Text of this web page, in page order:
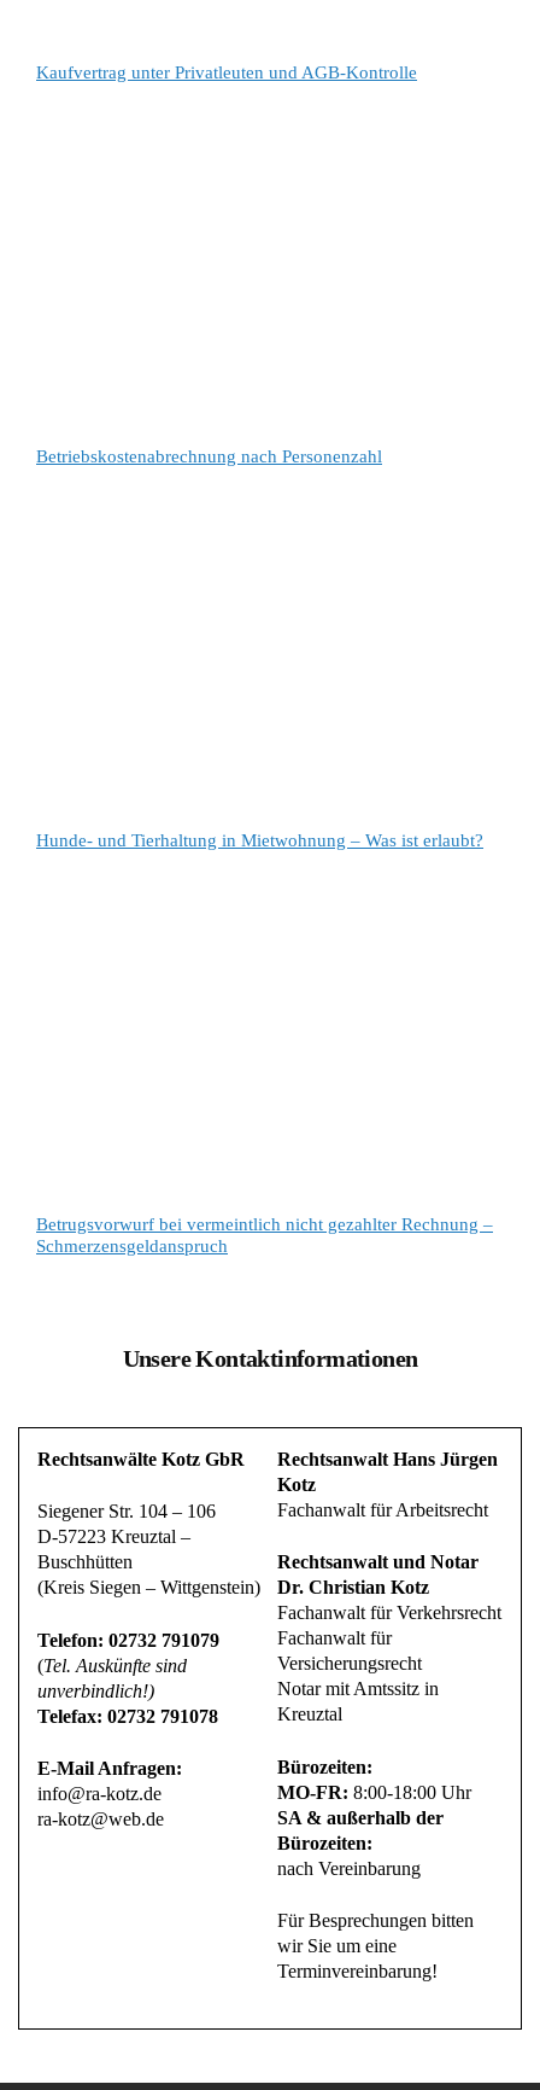
Kaufvertrag unter Privatleuten und AGB-Kontrolle
Betriebskostenabrechnung nach Personenzahl
Hunde- und Tierhaltung in Mietwohnung – Was ist erlaubt?
Betrugsvorwurf bei vermeintlich nicht gezahlter Rechnung –
Schmerzensgeldanspruch
Unsere Kontaktinformationen
Rechtsanwälte Kotz GbR
Siegener Str. 104 – 106
D-57223 Kreuztal –
Buschhütten
(Kreis Siegen – Wittgenstein)
Telefon: 02732 791079
(Tel. Auskünfte sind
unverbindlich!)
Telefax: 02732 791078
E-Mail Anfragen:
info@ra-kotz.de
ra-kotz@web.de
Rechtsanwalt Hans Jürgen
Kotz
Fachanwalt für Arbeitsrecht
Rechtsanwalt und Notar
Dr. Christian Kotz
Fachanwalt für Verkehrsrecht
Fachanwalt für
Versicherungsrecht
Notar mit Amtssitz in
Kreuztal
Bürozeiten:
MO-FR:8:00-18:00 Uhr
SA & außerhalb der
Bürozeiten:
nach Vereinbarung
Für Besprechungen bitten
wir Sie um eine
Terminvereinbarung!